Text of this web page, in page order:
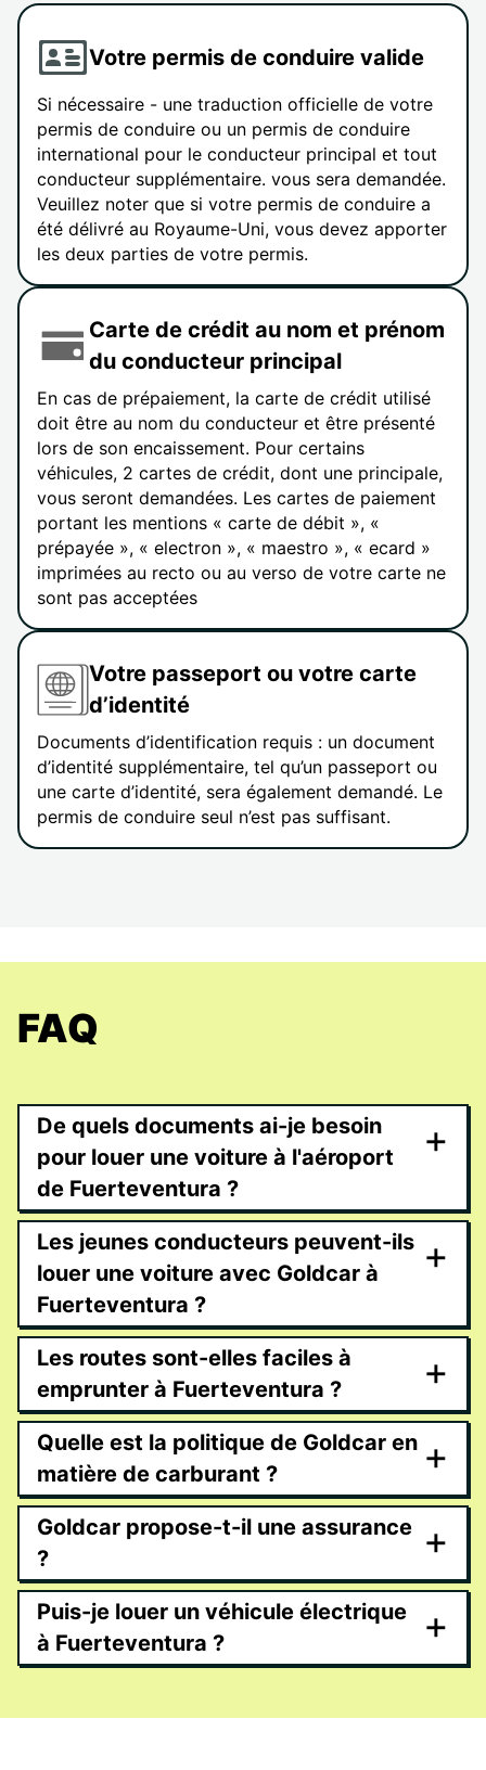
Votre permis de conduire valide
Si nécessaire - une traduction officielle de votre
permis de conduire ou un permis de conduire
international pour le conducteur principal et tout
conducteur supplémentaire. vous sera demandée.
Veuillez noter que si votre permis de conduire a
été délivré au Royaume-Uni, vous devez apporter
les deux parties de votre permis.
Carte de crédit au nom et prénom
du conducteur principal
En cas de prépaiement, la carte de crédit utilisé
doit être au nom du conducteur et être présenté
lors de son encaissement. Pour certains
véhicules, 2 cartes de crédit, dont une principale,
vous seront demandées. Les cartes de paiement
portant les mentions « carte de débit », «
prépayée », « electron », « maestro », « ecard »
imprimées au recto ou au verso de votre carte ne
sont pas acceptées
Votre passeport ou votre carte
d’identité
Documents d’identification requis : un document
d’identité supplémentaire, tel qu’un passeport ou
une carte d’identité, sera également demandé. Le
permis de conduire seul n’est pas suffisant.
FAQ
De quels documents ai-je besoin
pour louer une voiture à l'aéroport
de Fuerteventura ?
+
Les jeunes conducteurs peuvent-ils
louer une voiture avec Goldcar à
Fuerteventura ?
+
Les routes sont-elles faciles à
emprunter à Fuerteventura ?
+
Quelle est la politique de Goldcar en
matière de carburant ?
+
Goldcar propose-t-il une assurance
?
+
Puis-je louer un véhicule électrique
à Fuerteventura ?
+